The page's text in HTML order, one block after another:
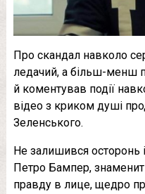
Про скандал навколо
ледачий, а більш-менш
й коментував події
відео з криком душі
Зеленського.
Не залишився осторонь
Петро Бампер,
правду в лице, щедро